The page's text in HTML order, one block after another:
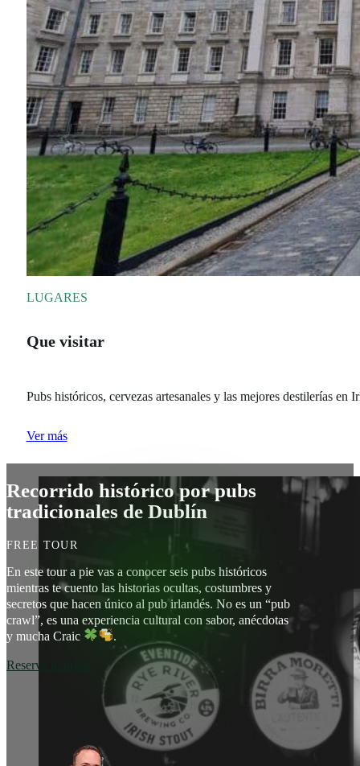
LUGARES
Que visitar
Pubs históricos, cervezas artesanales y las mejores destilerías en
Ver más
Recorrido histórico por pubs
tradicionales de Dublín
FREE TOUR
En este tour a pie vas a conocer seis pubs históricos
mientras te cuento las historias ocultas, costumbres y
secretos que hacen único al pub irlandés. No es un “pub
crawl”, es una experiencia cultural con sabor, anécdotas
y mucha Craic
.
Reservá tu lugar